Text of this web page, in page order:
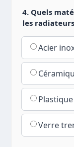
4. Quels
les
Acier
Verre